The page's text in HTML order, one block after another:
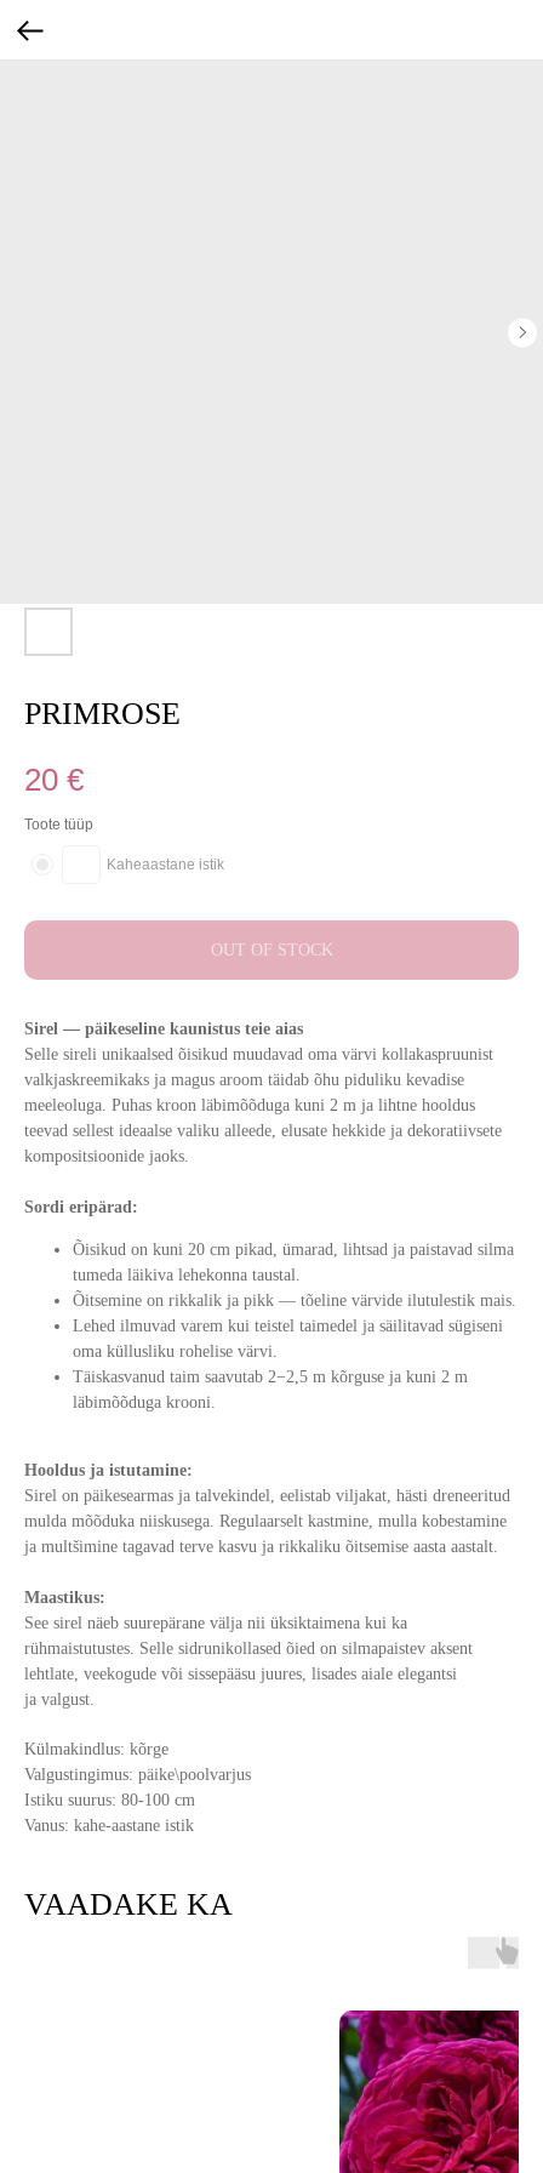
PRIMROSE
20 €
Toote tüüp
Kaheaastane istik
OUT OF STOCK
Sirel — päikeseline kaunistus teie aias
Selle sireli unikaalsed õisikud muudavad oma värvi kollakaspruunist
valkjaskreemikaks ja magus aroom täidab õhu piduliku kevadise
meeleoluga. Puhas kroon läbimõõduga kuni 2 m ja lihtne hooldus
teevad sellest ideaalse valiku alleede, elusate hekkide ja dekoratiivsete
kompositsioonide jaoks.
Sordi eripärad:
Õisikud on kuni 20 cm pikad, ümarad, lihtsad ja paistavad silma
tumeda läikiva lehekonna taustal.
Õitsemine on rikkalik ja pikk — tõeline värvide ilutulestik mais.
Lehed ilmuvad varem kui teistel taimedel ja säilitavad sügiseni
oma küllusliku rohelise värvi.
Täiskasvanud taim saavutab 2−2,5 m kõrguse ja kuni 2 m
läbimõõduga krooni.
Hooldus ja istutamine:
Sirel on päikesearmas ja talvekindel, eelistab viljakat, hästi dreneeritud
mulda mõõduka niiskusega. Regulaarselt kastmine, mulla kobestamine
ja multšimine tagavad terve kasvu ja rikkaliku õitsemise aasta aastalt.
Maastikus:
See sirel näeb suurepärane välja nii üksiktaimena kui ka
rühmaistutustes. Selle sidrunikollased õied on silmapaistev aksent
lehtlate, veekogude või sissepääsu juures, lisades aiale elegantsi
ja valgust.
Külmakindlus: kõrge
Valgustingimus: päike\poolvarjus
Istiku suurus: 80-100 cm
Vanus: kahe-aastane istik
VAADAKE KA